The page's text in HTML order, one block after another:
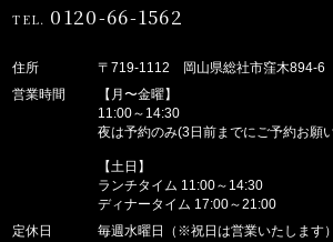
TEL. 0120-66-1562
住所
〒719-1112 岡山県総社市窪木894-6
営業時間
【月〜金曜】
11:00～14:30
夜は予約のみ(3日前までにご予約お願
【土日】
ランチタイム 11:00～14:30
ディナータイム 17:00～21:00
定休日
毎週水曜日（※祝日は営業いたします）